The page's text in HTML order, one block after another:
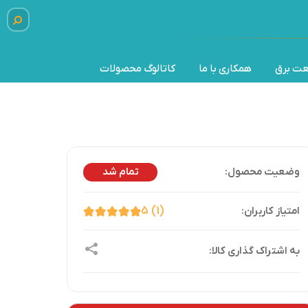
برق همکاری با ما کاتالوگ محصولات
تمام شد
5 1